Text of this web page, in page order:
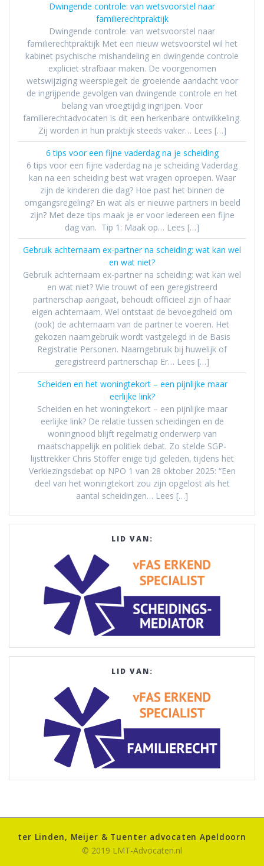
Dwingende controle: van wetsvoorstel naar
familierechtpraktijk
Dwingende controle: van wetsvoorstel naar
familierechtpraktijk Met een nieuw wetsvoorstel wil het
kabinet psychische mishandeling en dwingende controle
expliciet strafbaar maken. De voorgenomen
wetswijziging weerspiegelt de groeiende aandacht voor
de ingrijpende gevolgen van dwingende controle en het
belang van vroegtijdig ingrijpen. Voor
familierechtadvocaten is dit een herkenbare ontwikkeling.
Zij worden in hun praktijk steeds vaker… Lees […]
6 tips voor een fijne vaderdag na je scheiding
6 tips voor een fijne vaderdag na je scheiding Vaderdag
kan na een scheiding best wat vragen oproepen. Waar
zijn de kinderen die dag? Hoe past het binnen de
omgangsregeling? En wat als er nieuwe partners in beeld
zijn? Met deze tips maak je er voor iedereen een fijne
dag van. Tip 1: Maak op… Lees […]
Gebruik achternaam ex-partner na scheiding: wat kan wel
en wat niet?
Gebruik achternaam ex-partner na scheiding: wat kan wel
en wat niet? Wie trouwt of een geregistreerd
partnerschap aangaat, behoudt officieel zijn of haar
eigen achternaam. Wel ontstaat de bevoegdheid om
(ook) de achternaam van de partner te voeren. Het
gekozen naamgebruik wordt vastgelegd in de Basis
Registratie Personen. Naamgebruik bij huwelijk of
geregistreerd partnerschap Er… Lees […]
Scheiden en het woningtekort – een pijnlijke maar
eerlijke link?
Scheiden en het woningtekort – een pijnlijke maar
eerlijke link? De relatie tussen scheidingen en de
woningnood blijft regelmatig onderwerp van
maatschappelijk en politiek debat. Zo stelde SGP-
lijsttrekker Chris Stoffer enige tijd geleden, tijdens het
Verkiezingsdebat op NPO 1 van 28 oktober 2025: “Een
deel van het woningtekort zou zijn opgelost als het
aantal scheidingen… Lees […]
LID VAN:
LID VAN:
ter Linden, Meijer & Tuenter advocaten Apeldoorn
© 2019 LMT-Advocaten.nl